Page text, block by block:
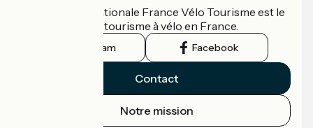
L'association nationale France Vélo Tourisme est le
guide officiel du tourisme à vélo en France.
Instagram Facebook
Contact
Notre mission